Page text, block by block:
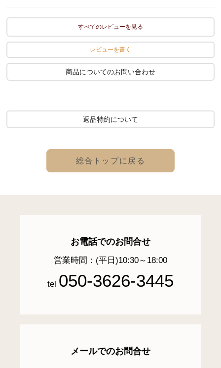
すべてのレビューを見る
レビューを書く
商品についてのお問い合わせ
返品特約について
総合トップに戻る
お電話でのお問合せ
営業時間：(平日)10:30～18:00
tel 050-3626-3445
メールでのお問合せ